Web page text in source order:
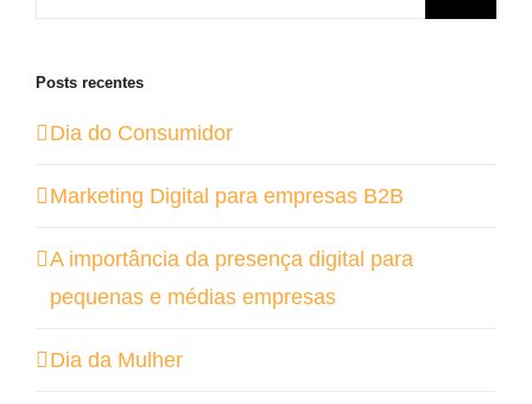
Posts recentes
Dia do Consumidor
Marketing Digital para empresas B2B
A importância da presença digital para
pequenas e médias empresas
Dia da Mulher